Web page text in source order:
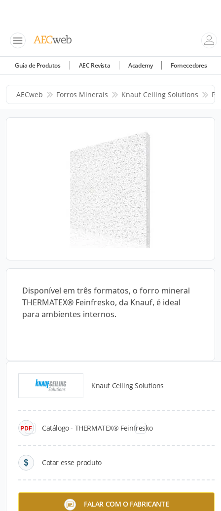
Guia de Produtos AEC Revista Academy Fornecedores
AECweb Forros Minerais Knauf Ceiling Solutions
Disponível em três formatos, o forro mineral
THERMATEX® Feinfresko, da Knauf, é ideal
para ambientes internos.
Knauf Ceiling Solutions
Catálogo - THERMATEX® Feinfresko
Cotar esse produto
FALAR COM O FABRICANTE
Catálogos para Download
THERMATEX® Alpha HD 35